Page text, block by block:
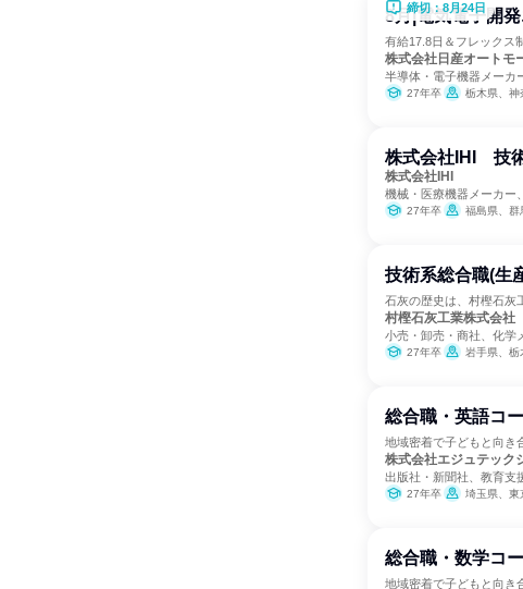
締切：8月24日
8月|電気電子開
有給17.8日＆フレックス
株式会社日産オートモ
半導体・電子機器メーカ
27年卒 栃木県、神
株式会社IHI 技
株式会社IHI
機械・医療機器メーカー
27年卒 福島県、群
技術系総合職(生
石灰の歴史は、村樫石灰
村樫石灰工業株式会社
小売・卸売・商社、化学
27年卒 岩手県、栃
総合職・英語コ
地域密着で子どもと向き
株式会社エジュテック
出版社・新聞社、教育支
27年卒 埼玉県、東
総合職・数学コ
地域密着で子どもと向き